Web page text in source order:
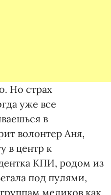
Но страх
уже все
в
волонтер Аня,
в центр к
КПИ, родом из
под пулями,
медиков как